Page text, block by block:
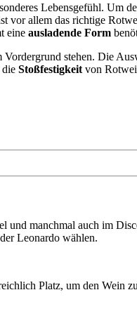
Lebensgefühl. Um
vor allem das richtige
eine ausladende Form
Vordergrund stehen. Die
Stoßfestigkeit von
und manchmal auch im
Leonardo wählen.
Platz, um den